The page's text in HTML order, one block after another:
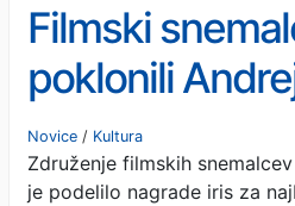
Filmski
poklonili
in Milanu Prebilu
Novice / Kultura
Združenje filmskih
je podelilo nagrade iris za